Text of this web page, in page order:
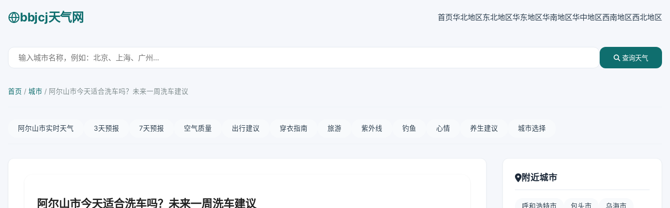
bbjcj天气网 首页华北地区东北地区华东地区华南地区华中地区西南地区西北地区
查询天气
首页 / 城市 / 阿尔山市今天适合洗车吗？未来一周洗车建议
阿尔山市实时天气 3天预报 7天预报 空气质量 出行建议 穿衣指南 旅游 紫外线 钓鱼 心情 养生建议 城市选择
阿尔山市今天适合洗车吗？未来一周洗车建议
附近城市
呼和浩特市 包头市 乌海市